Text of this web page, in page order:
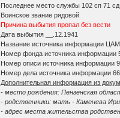
Последнее место службы 102 сп 71 сд
Воинское звание рядовой
Причина выбытия пропал без вести
Дата выбытия __.12.1941
Название источника информации
Номер фонда источника информации
Номер описи источника информации
Номер дела источника информации
Дополнительная информация из
- место рождения: Пензенская
- родственники: мать - Каменева
- адрес места жительства